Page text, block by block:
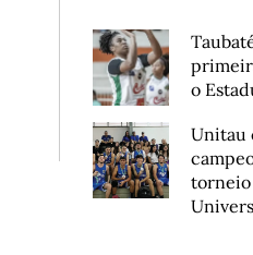
o
Unitau
torneio